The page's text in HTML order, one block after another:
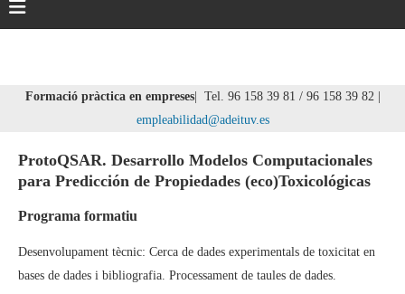
Formació pràctica en empreses| Tel. 96 158 39 81 / 96 158 39 82 |
empleabilidad@adeituv.es
ProtoQSAR. Desarrollo Modelos Computacionales
para Predicción de Propiedades (eco)Toxicológicas
Programa formatiu
Desenvolupament tècnic: Cerca de dades experimentals de toxicitat en
bases de dades i bibliografia. Processament de taules de dades.